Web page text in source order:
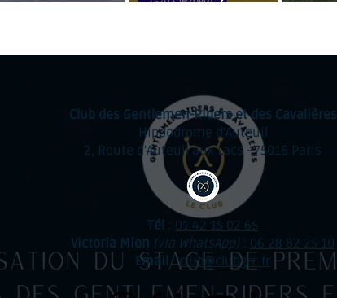
Club des Gentlemen-Riders et des Cavalières
Hippodrome d'Auteuil
2, Route d'Auteuil aux Lacs - 75016 Paris
Tél : 01 42 15 02 65
Victoria Mion (via WhatsApp): 06 28 82 25 10
Email:club@clubgrc.fr